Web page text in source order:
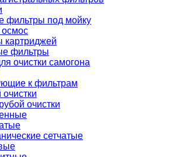
фильтры под мойку
картриджей
фильтры
очистки самогона
к фильтрам
очистки
сетчатые